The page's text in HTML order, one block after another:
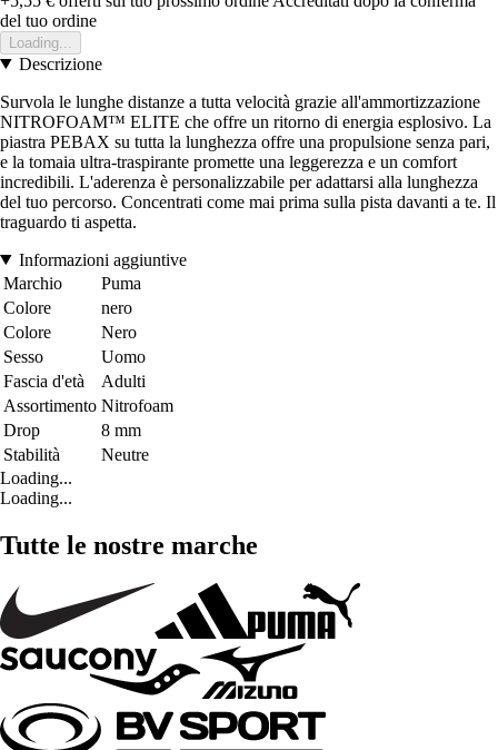
del tuo ordine
Loading...
Descrizione
Survola le lunghe distanze a tutta velocità grazie all'ammortizzazione
NITROFOAM™ ELITE che offre un ritorno di energia esplosivo. La
piastra PEBAX su tutta la lunghezza offre una propulsione senza pari,
e la tomaia ultra-traspirante promette una leggerezza e un comfort
incredibili. L'aderenza è personalizzabile per adattarsi alla lunghezza
del tuo percorso. Concentrati come mai prima sulla pista davanti a te. Il
traguardo ti aspetta.
Informazioni aggiuntive
Marchio
Puma
Colore
nero
Colore
Nero
Sesso
Uomo
Fascia d'età
Adulti
Assortimento Nitrofoam
Drop
8 mm
Stabilità
Neutre
Loading...
Loading...
Tutte le nostre marche